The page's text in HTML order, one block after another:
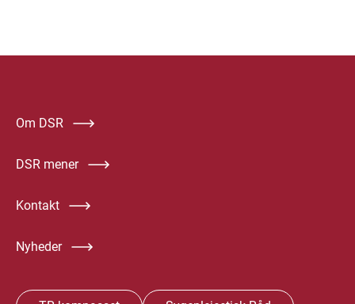
Om DSR
DSR mener
Kontakt
Nyheder